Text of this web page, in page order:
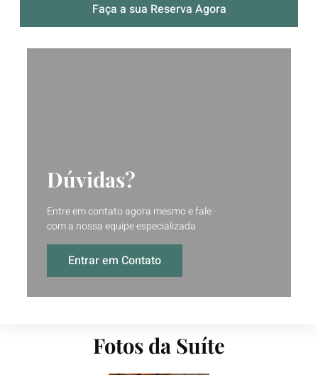
Faça a sua Reserva Agora
Dúvidas?
Entre em contato agora mesmo e fale
com a nossa equipe especializada
Entrar em Contato
Fotos da Suíte